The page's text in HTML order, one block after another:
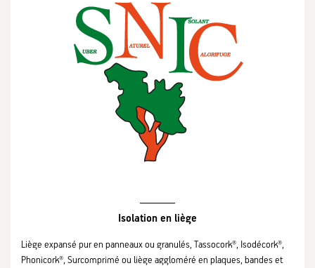
Isolation en liège
Liège expansé pur en panneaux ou granulés, Tassocork®, Isodécork®,
Phonicork®, Surcomprimé ou liège aggloméré en plaques, bandes et